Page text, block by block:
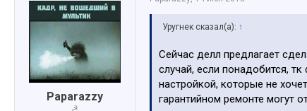
Paparazzy
☭
Уругнек сказал(а): ↑
Сейчас делл предлагает
случай, если понадобится,
настройкой, которые не
гарантийном ремонте могут